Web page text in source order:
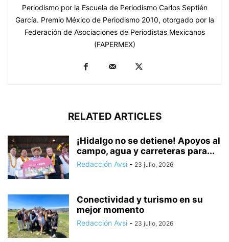
Periodismo por la Escuela de Periodismo Carlos Septién
García. Premio México de Periodismo 2010, otorgado por la
Federación de Asociaciones de Periodistas Mexicanos
(FAPERMEX)
RELATED ARTICLES
¡Hidalgo no se detiene! Apoyos al
campo, agua y carreteras para...
Redacción Avsi - 23 julio, 2026
Conectividad y turismo en su
mejor momento
Redacción Avsi - 23 julio, 2026